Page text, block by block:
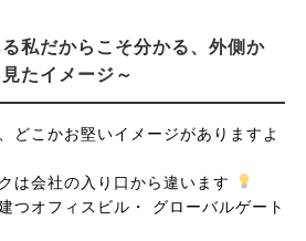
私だからこそ分かる、外側か
たイメージ～
どこかお堅いイメージがありますよ
は会社の入り口から違います
つオフィスビル・ グローバルゲート